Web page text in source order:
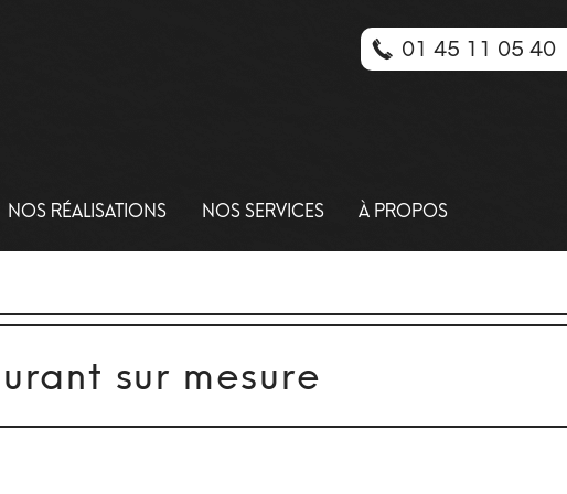
NOS RÉALISATIONS NOS SERVICES À PROPOS
sur mesure
01 45 11 05 40